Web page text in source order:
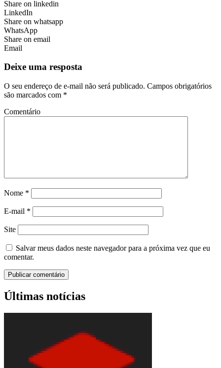
Share on linkedin
LinkedIn
Share on whatsapp
WhatsApp
Share on email
Email
Deixe uma resposta
O seu endereço de e-mail não será publicado. Campos obrigatórios
são marcados com *
Comentário
Nome *
E-mail *
Site
Salvar meus dados neste navegador para a próxima vez que eu
comentar.
Últimas notícias